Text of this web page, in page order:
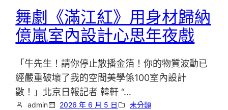
舞劇《滿江紅》用身材歸納
億嵐室內設計心思年夜戲
「牛先生！請你停止散播金箔！你的物質波動已
經嚴重破壞了我的空間美學係100室內設計
數！」北京日報記者 韓軒 “…
admin 2026 年 6 月 5 日 未分類